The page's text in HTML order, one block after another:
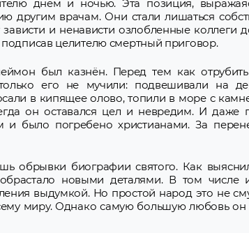
днем и ночью. Эта позиция,
другим врачам. Они стали лишаться
зависти и ненависти озлобленные
целителю смертный приговор.
был казнён. Перед тем как
только его не мучили: подвешивали на
в кипящее олово, топили в море с
он оставался цел и невредим. И даже
и было погребено христианами. За
обрывки биографии святого. Как
новыми деталями. В том числе
выдумкой. Но простой народ это не
миру. Однако самую большую любовь